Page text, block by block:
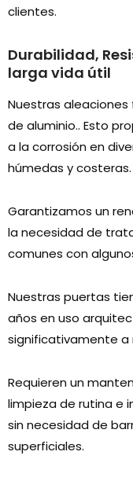
clientes.
Durabilidad,
larga vida útil
Nuestras
de aluminio.. Esto
a la corrosión en
húmedas y costeras.
Garantizamos un
la necesidad de
comunes con
Nuestras puertas
años en uso
significativamente a
Requieren un
limpieza de rutina e
sin necesidad de
superficiales.